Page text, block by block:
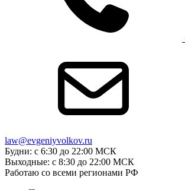
law@evgeniyvolkov.ru
Будни: с 6:30 до 22:00 МСК
Выходные: с 8:30 до 22:00 МСК
Работаю со всеми регионами РФ